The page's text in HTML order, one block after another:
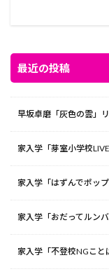
最近の投稿
早坂卓磨「灰色の雲」
家入学「芽室小学校LIVE
家入学「はずんでポッ
家入学「おだってルン
家入学「不登校NGこ